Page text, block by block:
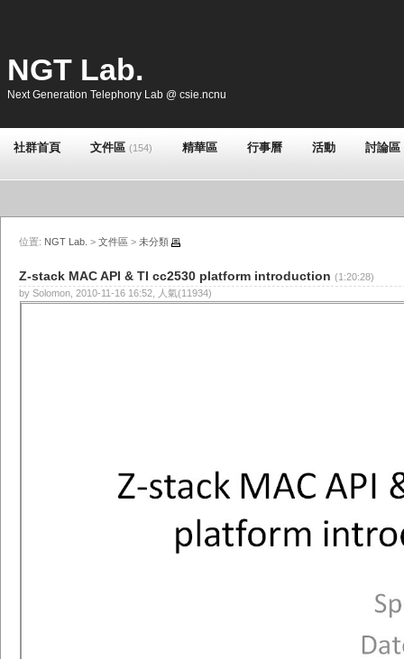
NGT Lab.
Next Generation Telephony Lab @ csie.ncnu
社群首頁 文件區 (154) 精華區 行事曆 活動 討論區
位置: NGT Lab. > 文件區 > 未分類
Z-stack MAC API & TI cc2530 platform introduction (1:20:28)
by Solomon, 2010-11-16 16:52, 人氣(11934)